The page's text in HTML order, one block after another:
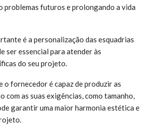
problemas futuros e prolongando a vida
é a personalização das esquadrias
ser essencial para atender às
do seu projeto.
o fornecedor é capaz de produzir as
com as suas exigências, como tamanho,
garantir uma maior harmonia estética e